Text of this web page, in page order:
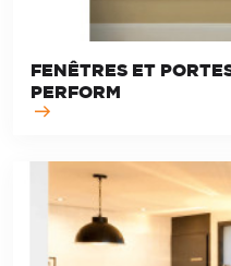
FENÊTRES ET
PERFORM